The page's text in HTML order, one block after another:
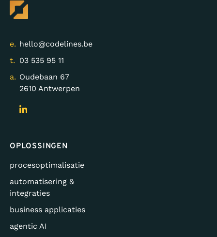
e. hello@codelines.be
t. 03 535 95 11
a. Oudebaan 67
2610 Antwerpen
OPLOSSINGEN
procesoptimalisatie
automatisering &
integraties
business applicaties
agentic AI